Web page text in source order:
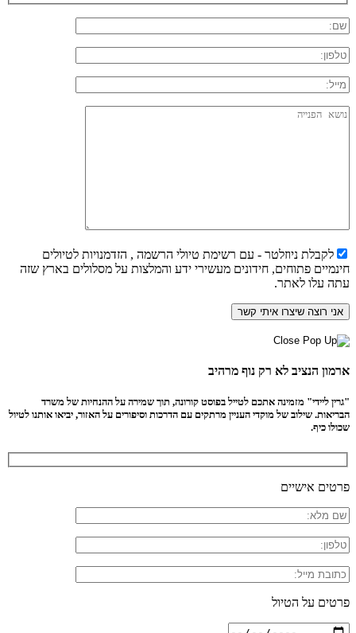
לקבלת ניוזלטר - עם רשימת טיולי הרשמה , הזדמנויות לטיולים
חינמיים פתוחים, חידונים מעשירי ידע והמלצות על מסלולים בארץ שזה
עתה עלו לאתר.
ארמון הנציב לא רק נוף מרהיב
"גרין ליידי" מזמינה אתכם לטייל בפוסט קורונה, תוך שמירה על ההנחיות של משרד
הבריאות. שילוב של מוקדי העניין מרתקים עם הדרכות וסיפורים על האזור, יביאו אותנו לטיול
שכולו כיף.
פרטים אישיים
פרטים על הטיול